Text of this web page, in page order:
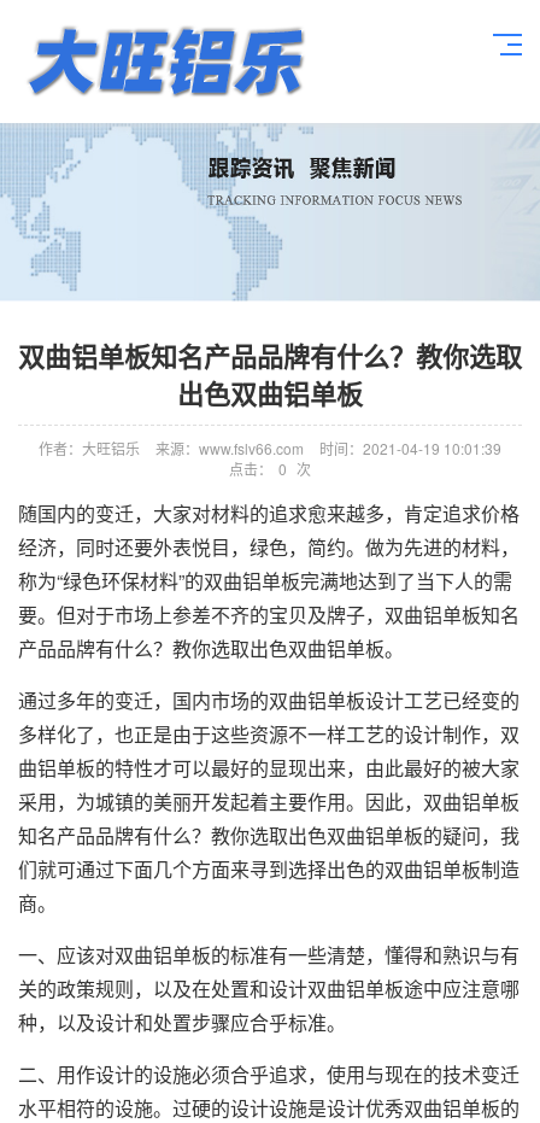
双曲铝单板知名产品品牌有什么？教你选取
出色双曲铝单板
作者：大旺铝乐 来源：www.fslv66.com
时间：2021-04-19 10:01:39
点击：
0 次
随国内的变迁，大家对材料的追求愈来越多，肯定追求价格
经济，同时还要外表悦目，绿色，简约。做为先进的材料，
称为“绿色环保材料”的双曲铝单板完满地达到了当下人的需
要。但对于市场上参差不齐的宝贝及牌子，双曲铝单板知名
产品品牌有什么？教你选取出色双曲铝单板。
通过多年的变迁，国内市场的双曲铝单板设计工艺已经变的
多样化了，也正是由于这些资源不一样工艺的设计制作， 双
曲铝单板的特性才可以最好的显现出来，由此最好的被大家
采用，为城镇的美丽开发起着主要作用。因此，双曲铝单板
知名产品品牌有什么？教你选取出色双曲铝单板的疑问，我
们就可通过下面几个方面来寻到选择出色的双曲铝单板制造
商。
一、应该对双曲铝单板的标准有一些清楚，懂得和熟识与有
关的政策规则，以及在处置和设计双曲铝单板途中应注意哪
种，以及设计和处置步骤应合乎标准。
二、用作设计的设施必须合乎追求，使用与现在的技术变迁
水平相符的设施。过硬的设计设施是设计优秀双曲铝单板的